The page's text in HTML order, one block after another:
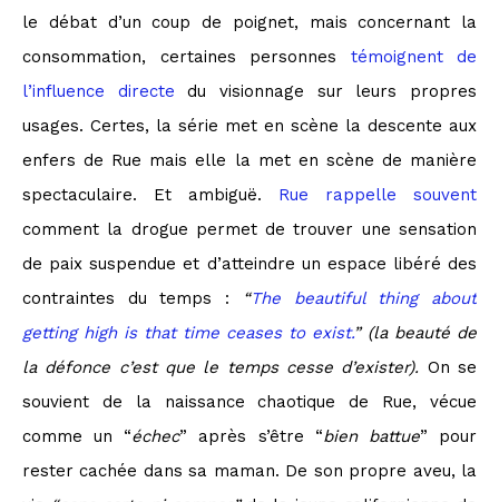
le débat d’un coup de poignet, mais concernant la
consommation, certaines personnes témoignent de
l’influence directe du visionnage sur leurs propres
usages. Certes, la série met en scène la descente aux
enfers de Rue mais elle la met en scène de manière
spectaculaire. Et ambiguë. Rue rappelle souvent
comment la drogue permet de trouver une sensation
de paix suspendue et d’atteindre un espace libéré des
contraintes du temps : “The beautiful thing about
getting high is that time ceases to exist.” (la beauté de
la défonce c’est que le temps cesse d’exister). On se
souvient de la naissance chaotique de Rue, vécue
comme un “échec” après s’être “bien battue” pour
rester cachée dans sa maman. De son propre aveu, la